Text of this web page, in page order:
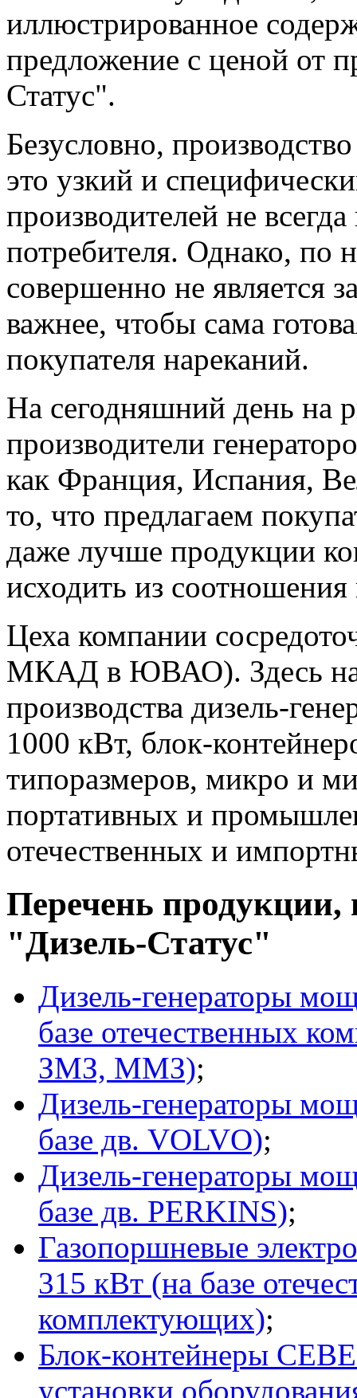
иллюстрированное
предложение с ценой от
Статус".
Безусловно,
это узкий и
производителей не
потребителя. Однако, по
совершенно не является
важнее, чтобы сама
покупателя нареканий.
На сегодняшний день на
производители
как Франция, Испания,
то, что предлагаем
даже лучше продукции
исходить из соотношения
Цеха компании
МКАД в ЮВАО). Здесь
производства дизель-
1000 кВт, блок-
типоразмеров, микро и
портативных и
отечественных и
Перечень
"Дизель-Статус"
Дизель-генераторы
базе отечественных
ЗМЗ, ММЗ);
Дизель-генераторы
базе дв. VOLVO);
Дизель-генераторы
базе дв. PERKINS);
Газопоршневые
315 кВт (на базе
комплектующих);
Блок-контейнеры
установки